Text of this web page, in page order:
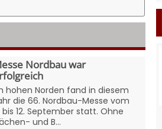
Nordbau war
hohen Norden fand in diesem
die 66. Nordbau-Messe vom
bis 12. September statt. Ohne
und B...